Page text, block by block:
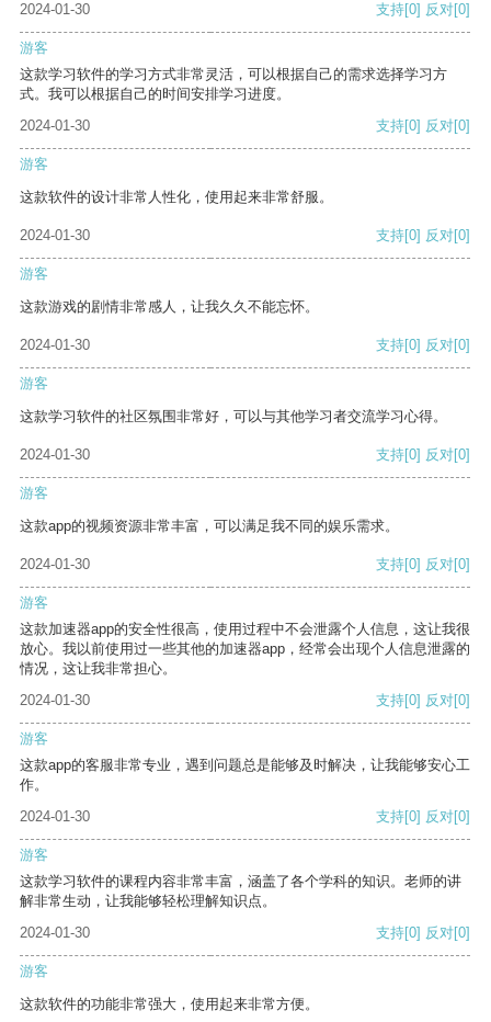
2024-01-30
支持[0] 反对[0]
游客
这款学习软件的学习方式非常灵活，可以根据自己的需求选择学习方
式。我可以根据自己的时间安排学习进度。
2024-01-30
支持[0] 反对[0]
游客
这款软件的设计非常人性化，使用起来非常舒服。
2024-01-30 支持[0] 反对[0]
游客
这款游戏的剧情非常感人，让我久久不能忘怀。
2024-01-30 支持[0] 反对[0]
游客
这款学习软件的社区氛围非常好，可以与其他学习者交流学习心得。
2024-01-30 支持[0] 反对[0]
游客
这款app的视频资源非常丰富，可以满足我不同的娱乐需求。
2024-01-30 支持[0] 反对[0]
游客
这款加速器app的安全性很高，使用过程中不会泄露个人信息，这让我很
放心。我以前使用过一些其他的加速器app，经常会出现个人信息泄露的
情况，这让我非常担心。
2024-01-30
支持[0] 反对[0]
游客
这款app的客服非常专业，遇到问题总是能够及时解决，让我能够安心工
作。
2024-01-30
支持[0] 反对[0]
游客
这款学习软件的课程内容非常丰富，涵盖了各个学科的知识。老师的讲
解非常生动，让我能够轻松理解知识点。
2024-01-30
支持[0] 反对[0]
游客
这款软件的功能非常强大，使用起来非常方便。